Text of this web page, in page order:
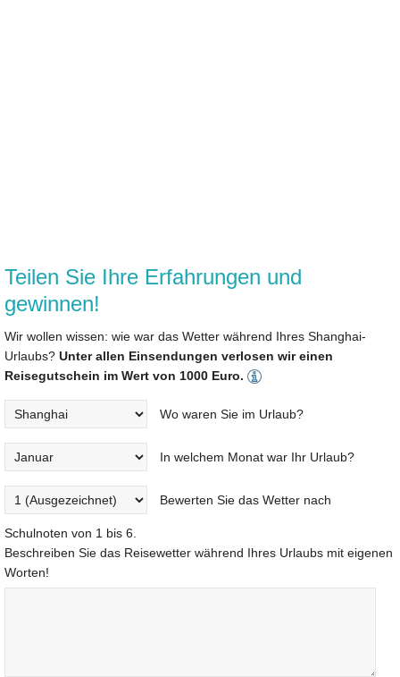
Teilen Sie Ihre Erfahrungen und
gewinnen!
Wir wollen wissen: wie war das Wetter während Ihres Shanghai-
Urlaubs? Unter allen Einsendungen verlosen wir einen
Reisegutschein im Wert von 1000 Euro.
Wo waren Sie im Urlaub?
In welchem Monat war Ihr Urlaub?
Bewerten Sie das Wetter nach
Schulnoten von 1 bis 6.
Beschreiben Sie das Reisewetter während Ihres Urlaubs mit eigenen
Worten!